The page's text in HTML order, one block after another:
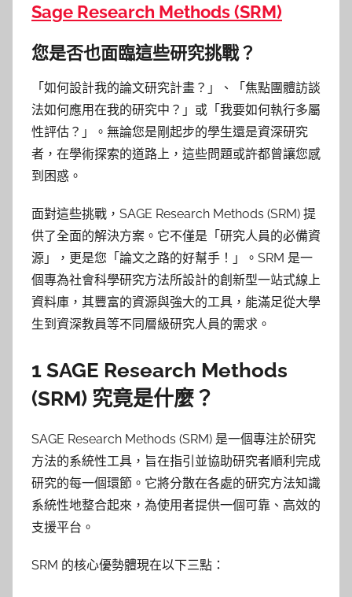
c
n
t
i
a
Sage Research Methods (SRM)
您是否也面臨這些研究挑戰？
「如何設計我的論文研究計畫？」、「焦點團體訪談
法如何應用在我的研究中？」或「我要如何執行多屬
性評估？」。無論您是剛起步的學生還是資深研究
者，在學術探索的道路上，這些問題或許都曾讓您感
到困惑。
面對這些挑戰，SAGE Research Methods (SRM) 提
供了全面的解決方案。它不僅是「研究人員的必備資
源」，更是您「論文之路的好幫手！」。SRM 是一
個專為社會科學研究方法所設計的創新型一站式線上
資料庫，其豐富的資源與強大的工具，能滿足從大學
生到資深教員等不同層級研究人員的需求。
1 SAGE Research Methods
(SRM) 究竟是什麼？
SAGE Research Methods (SRM) 是一個專注於研究
方法的系統性工具，旨在指引並協助研究者順利完成
研究的每一個環節。它將分散在各處的研究方法知識
系統性地整合起來，為使用者提供一個可靠、高效的
支援平台。
SRM 的核心優勢體現在以下三點：